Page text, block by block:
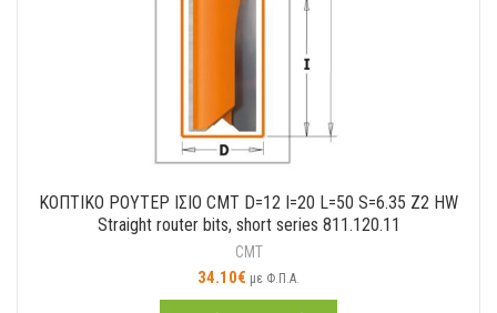
ΚΟΠΤΙΚΟ ΡΟΥΤΕΡ ΙΣΙΟ CMT D=12 I=20 L=50 S=6.35 Z2 HW
Straight router bits, short series 811.120.11
CMT
34.10€ με Φ.Π.Α.